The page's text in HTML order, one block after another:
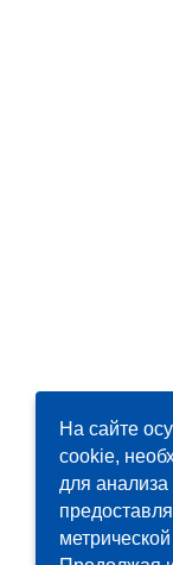
На сайте
cookie,
для